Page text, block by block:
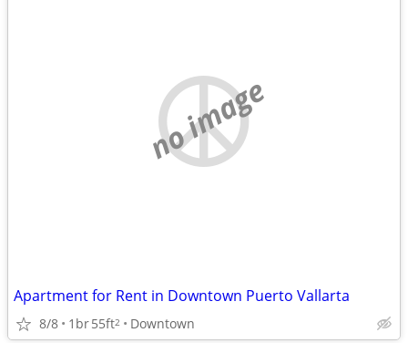
no image
Apartment for Rent in Downtown Puerto Vallarta
8/8 1br55ft2 Downtown